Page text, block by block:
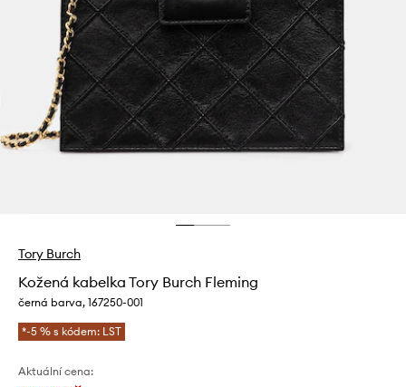
Tory Burch
Kožená kabelka Tory Burch Fleming
černá barva, 167250-001
*-5 % s kódem: LST
Aktuální cena: